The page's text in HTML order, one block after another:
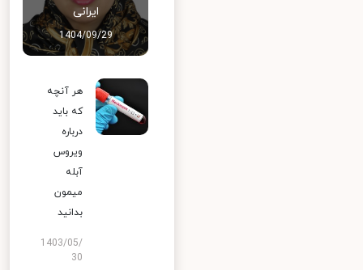
ایرانی
1404/09/29
هر آنچه
که باید
درباره
ویروس
آبله
میمون
بدانید
1403/05/
30